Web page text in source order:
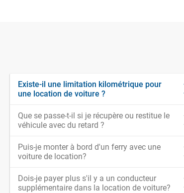
Existe-il une limitation kilométrique pour
une location de voiture ?
Que se passe-t-il si je récupère ou restitue le
véhicule avec du retard ?
Puis-je monter à bord d'un ferry avec une
voiture de location?
Dois-je payer plus s'il y a un conducteur
supplémentaire dans la location de voiture?